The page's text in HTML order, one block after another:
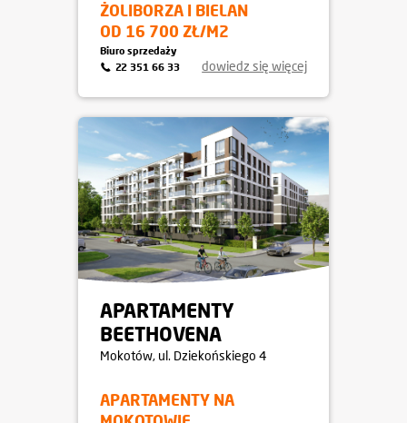
ŻOLIBORZA I BIELAN
OD 16 700 ZŁ/M2
dowiedz się więcej
Biuro sprzedaży
22 351 66 33
APARTAMENTY
BEETHOVENA
Mokotów, ul. Dziekońskiego 4
APARTAMENTY NA